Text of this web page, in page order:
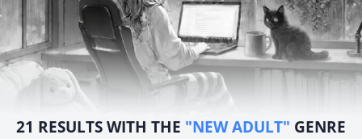
21 RESULTS WITH THE "NEW ADULT" GENRE